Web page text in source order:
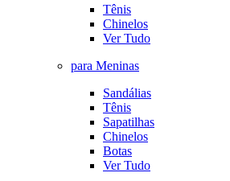
Tênis
Chinelos
Ver Tudo
para Meninas
Sandálias
Tênis
Sapatilhas
Chinelos
Botas
Ver Tudo